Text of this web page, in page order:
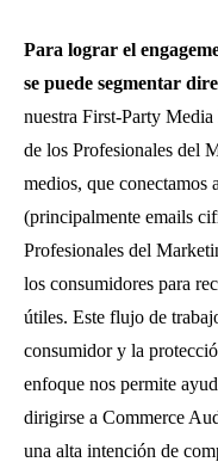
Para lograr el
se puede segmentar
nuestra First-Party
de los Profesionales del
medios, que conectamos
(principalmente emails
Profesionales del
los consumidores para
útiles. Este flujo de
consumidor y la
enfoque nos permite
dirigirse a Commerce
una alta intención de